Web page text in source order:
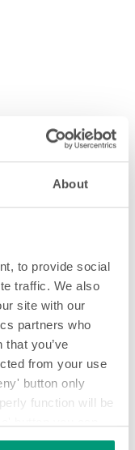
About
to provide social
traffic. We also
site with our
partners who
you’ve
from your use
button only
function will be
you want to